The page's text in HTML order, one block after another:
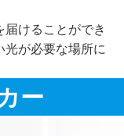
けることができ
光が必要な場所に
ー